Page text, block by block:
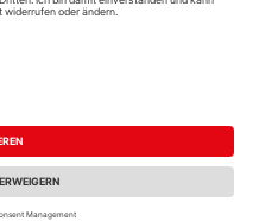
Versand
Widerruf
Datenschutz
Vertrag widerrufen